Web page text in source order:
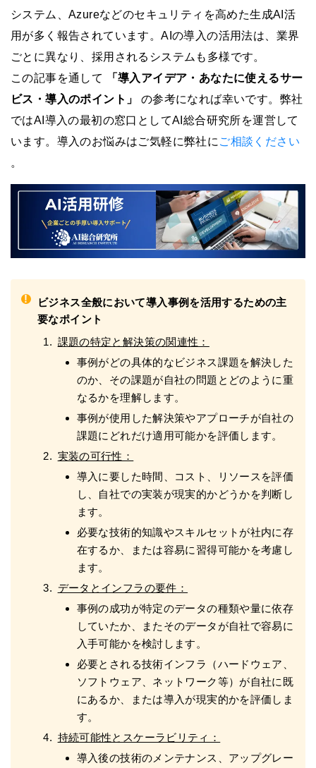
システム、Azureなどのセキュリティを高めた生成AI活
用が多く報告されています。AIの導入の活用法は、業界
ごとに異なり、採用されるシステムも多様です。
この記事を通して
「導入アイデア・あなたに使えるサー
ビス・導入のポイント」
の参考になれば幸いです。弊社
ではAI導入の最初の窓口としてAI総合研究所を運営して
います。導入のお悩みはご気軽に弊社に ご相談ください
。
!
ビジネス全般において導入事例を活用するための主
要なポイント
課題の特定と解決策の関連性：
事例がどの具体的なビジネス課題を解決した
のか、その課題が自社の問題とどのように重
なるかを理解します。
事例が使用した解決策やアプローチが自社の
課題にどれだけ適用可能かを評価します。
実装の可行性：
導入に要した時間、コスト、リソースを評価
し、自社での実装が現実的かどうかを判断し
ます。
必要な技術的知識やスキルセットが社内に存
在するか、または容易に習得可能かを考慮し
ます。
データとインフラの要件：
事例の成功が特定のデータの種類や量に依存
していたか、またそのデータが自社で容易に
入手可能かを検討します。
必要とされる技術インフラ（ハードウェア、
ソフトウェア、ネットワーク等）が自社に既
にあるか、または導入が現実的かを評価しま
す。
持続可能性とスケーラビリティ：
導入後の技術のメンテナンス、アップグレー